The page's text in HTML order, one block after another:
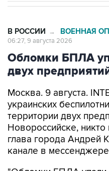
Обломки БПЛА
двух
Москва. 9 августа.
территории двух
Новороссийске, никто
глава города Андрей
канале в
"Обломки БПЛА упали